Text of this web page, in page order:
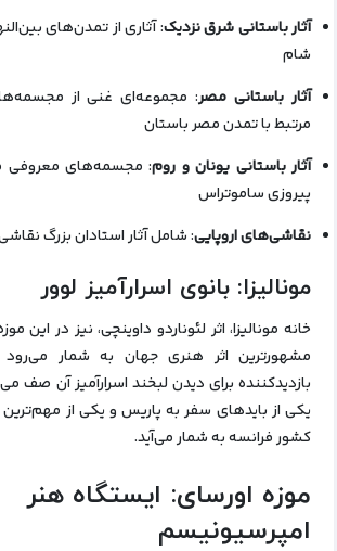
آثار باستانی شرق نزدیک: آثاری از تمدن‌های
شام
آثار باستانی مصر: مجموعه‌ای غنی از
مرتبط با تمدن مصر باستان
آثار باستانی یونان و روم: مجسمه‌های معروفی
پیروزی ساموتراس
نقاشی‌های اروپایی: شامل آثار استادان بزرگ نقاشی از
مونالیزا: بانوی اسرارآمیز لوور
خانه مونالیزا، اثر لئوناردو داوینچی، نیز در این
مشهورترین اثر هنری جهان به شمار می‌رود
بازدیدکننده برای دیدن لبخند اسرارآمیز آن صف
یکی از بایدهای سفر به پاریس و یکی از
کشور فرانسه به شمار می‌آید.
موزه اورسای: ایستگاه هنر
امپرسیونیسم